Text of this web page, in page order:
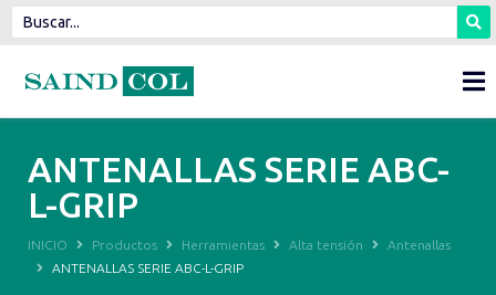
ANTENALLAS SERIE ABC-
L-GRIP
INICIO Productos Herramientas Alta tensión
Antenallas
ANTENALLAS SERIE ABC-L-GRIP